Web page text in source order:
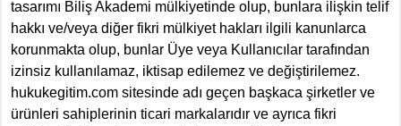
tasarımı Biliş Akademi mülkiyetinde olup, bunlara ilişkin telif
hakkı ve/veya diğer fikri mülkiyet hakları ilgili kanunlarca
korunmakta olup, bunlar Üye veya Kullanıcılar tarafından
izinsiz kullanılamaz, iktisap edilemez ve değiştirilemez.
hukukegitim.com sitesinde adı geçen başkaca şirketler ve
ürünleri sahiplerinin ticari markalarıdır ve ayrıca fikri